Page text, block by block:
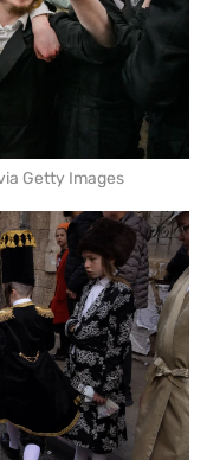
Getty Images